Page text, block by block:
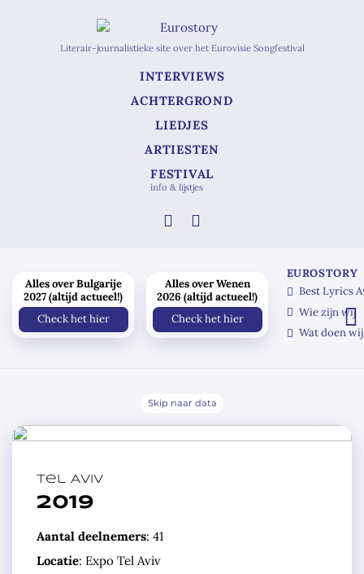
Literair-journalistieke site over het Eurovisie Songfestival
INTERVIEWS
ACHTERGROND
LIEDJES
ARTIESTEN
FESTIVAL
info & lijstjes
Skip naar data
Tel Aviv
2019
Aantal deelnemers: 41
Locatie: Expo Tel Aviv
Alles over Bulgarije
2027 (altijd actueel!)
Check het hier
Alles over Wenen
2026 (altijd actueel!)
Check het hier
EUROSTORY
Best Lyrics
Wie zijn wij
Wat doen wij